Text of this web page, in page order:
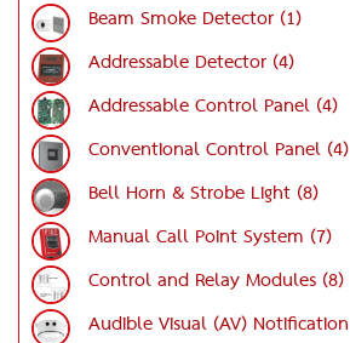
Beam Smoke Detector (1)
Addressable Detector (4)
Addressable Control Panel (4)
Conventional Control Panel (4)
Bell Horn & Strobe Light (8)
Manual Call Point System (7)
Control and Relay Modules (8)
Audible Visual (AV) Notification